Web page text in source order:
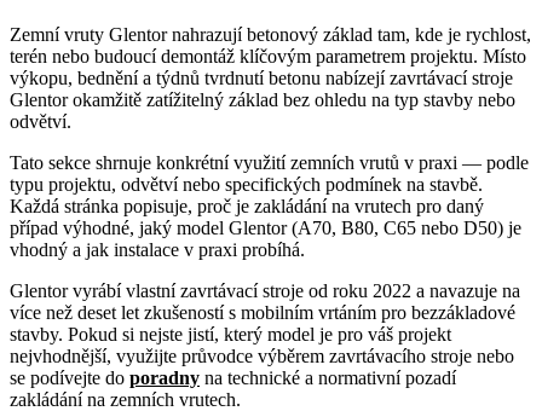
Zemní vruty Glentor nahrazují betonový základ tam, kde je rychlost,
terén nebo budoucí demontáž klíčovým parametrem projektu. Místo
výkopu, bednění a týdnů tvrdnutí betonu nabízejí zavrtávací stroje
Glentor okamžitě zatížitelný základ bez ohledu na typ stavby nebo
odvětví.
Tato sekce shrnuje konkrétní využití zemních vrutů v praxi — podle
typu projektu, odvětví nebo specifických podmínek na stavbě.
Každá stránka popisuje, proč je zakládání na vrutech pro daný
případ výhodné, jaký model Glentor (A70, B80, C65 nebo D50) je
vhodný a jak instalace v praxi probíhá.
Glentor vyrábí vlastní zavrtávací stroje od roku 2022 a navazuje na
více než deset let zkušeností s mobilním vrtáním pro bezzákladové
stavby. Pokud si nejste jistí, který model je pro váš projekt
nejvhodnější, využijte průvodce výběrem zavrtávacího stroje nebo
se podívejte do poradny na technické a normativní pozadí
zakládání na zemních vrutech.